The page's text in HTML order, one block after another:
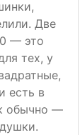
Две
— это
тех, у
есть в
обычно —